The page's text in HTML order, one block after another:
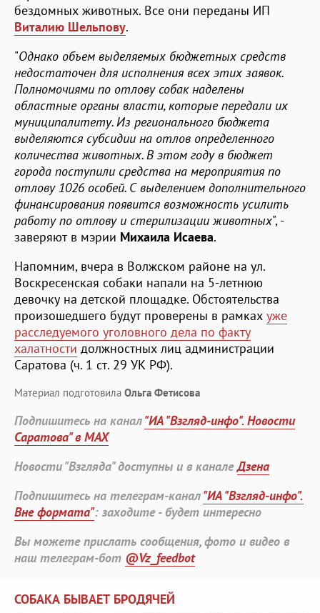
бездомных животных. Все они переданы ИП
Виталию Шельпову.
"Однако объем выделяемых бюджетных средств
недостаточен для исполнения всех этих заявок.
Полномочиями по отлову собак наделены
областные органы власти, которые передали их
муниципалитету. Из регионального бюджета
выделяются субсидии на отлов определенного
количества животных. В этом году в бюджет
города поступили средства на мероприятия по
отлову 1026 особей. С выделением дополнительного
финансирования появится возможность усилить
работу по отлову и стерилизации животных", -
заверяют в мэрии Михаила Исаева.
Напомним, вчера в Волжском районе на ул.
Воскресенская собаки напали на 5-летнюю
девочку на детской площадке. Обстоятельства
произошедшего будут проверены в рамках уже
расследуемого уголовного дела по факту
халатности должностных лиц администрации
Саратова (ч. 1 ст. 29 УК РФ).
Материал подготовила Ольга Фетисова
Подпишитесь на канал"ИА "Взгляд-инфо". Новости
Саратова" в MAX
Новости "Взгляда" доступны и в каналеДзена
Подпишитесь на телеграм-канал"ИА "Взгляд-инфо".
Вне формата": заходите - будет интересно
Вы можете прислать сообщения, фото и видео в
наш телеграм-бот @Vz_feedbot
СОБАКА БЫВАЕТ БРОДЯЧЕЙ